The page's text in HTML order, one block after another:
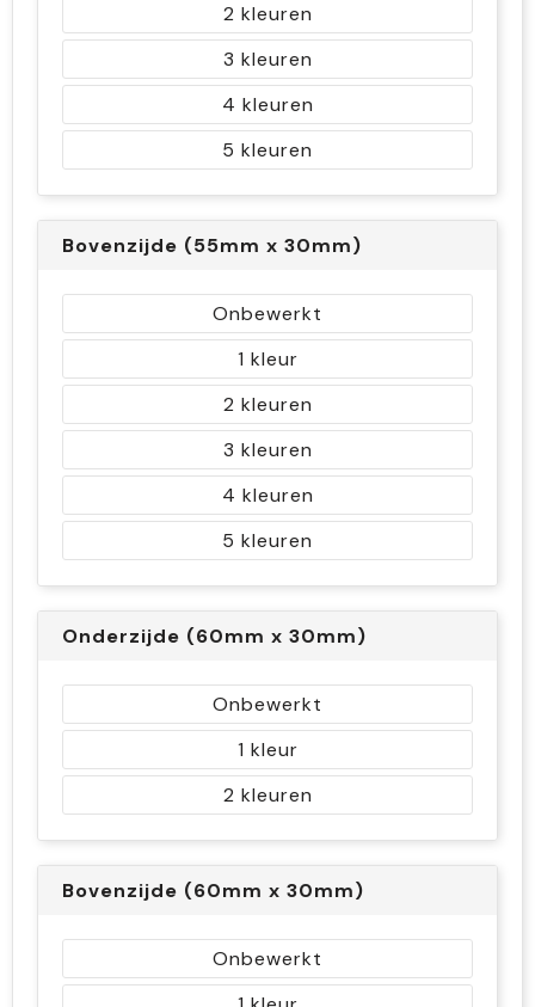
2
3
4
5
Bovenzijde (55mm x 30mm)
Onbewerkt
1
2
3
4
5
Onderzijde (60mm x 30mm)
Onbewerkt
1
2
Bovenzijde (60mm x 30mm)
Onbewerkt